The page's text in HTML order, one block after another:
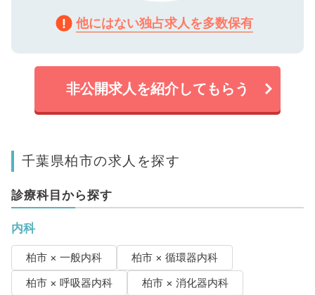
他にはない独占求人を多数保有
非公開求人を紹介してもらう
千葉県柏市の求人を探す
診療科目から探す
内科
柏市 × 一般内科
柏市 × 循環器内科
柏市 × 呼吸器内科
柏市 × 消化器内科